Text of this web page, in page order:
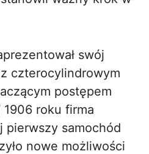
swój
czterocylindrowym
postępem
roku firma
pierwszy samochód
nowe możliwości